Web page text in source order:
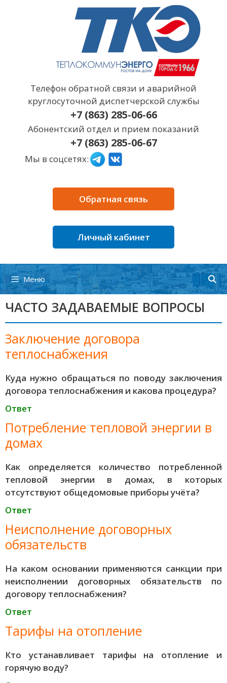
Телефон обратной связи и аварийной
круглосуточной диспетчерской службы
+7 (863) 285-06-66
Абонентский отдел и прием показаний
+7 (863) 285-06-67
Мы в соцсетях:
Обратная связь
Личный кабинет
Меню
ЧАСТО ЗАДАВАЕМЫЕ ВОПРОСЫ
Заключение договора
теплоснабжения
Куда нужно обращаться по поводу заключения
договора теплоснабжения и какова процедура?
Ответ
Потребление тепловой энергии в
домах
Как определяется количество потребленной
тепловой энергии в домах, в которых
отсутствуют общедомовые приборы учёта?
Ответ
Неисполнение договорных
обязательств
На каком основании применяются санкции при
неисполнении договорных обязательств по
договору теплоснабжения?
Ответ
Тарифы на отопление
Кто устанавливает тарифы на отопление и
горячую воду?